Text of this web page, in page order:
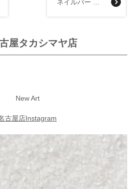
屋タカシマヤ店
New Art
古屋店Instagram